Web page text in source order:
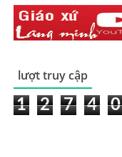
lượt truy cập
1 2 7 4 0